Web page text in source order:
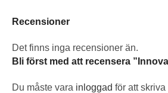
Recensioner
Det finns inga recensioner än.
Bli först med att recensera
Du måste vara inloggad för att